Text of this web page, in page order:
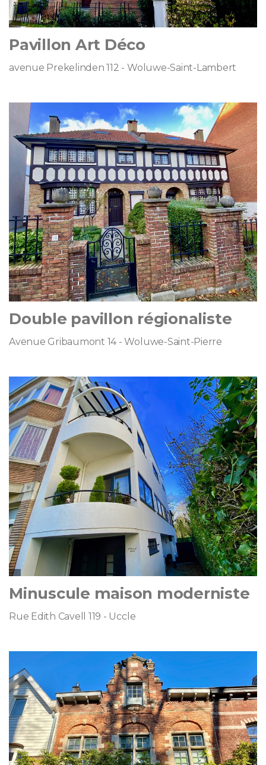
Pavillon Art Déco
avenue Prekelinden 112 - Woluwe-Saint-Lambert
Double pavillon régionaliste
Avenue Gribaumont 14 - Woluwe-Saint-Pierre
Minuscule maison moderniste
Rue Edith Cavell 119 - Uccle